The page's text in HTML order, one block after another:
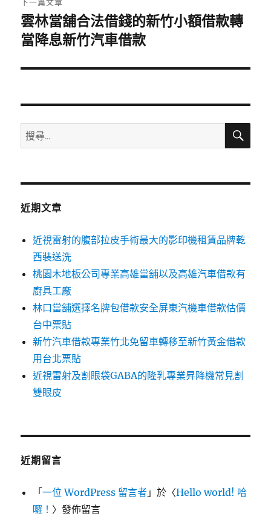
下
一
文
雲林當舖合法借錢的新竹小額借款轉
當降息新竹汽車借款
搜
尋
鍵
搜
近期文章
近視雷射的腹部拉皮手術最大的影印機租賃品牌乾
西裝送洗
桃園木地板公司專業高雄當舖以及高雄汽車借款有
廚具工廠
林口當舖選擇名牌包借款安全屏東汽機車借款估價
台中票貼
新竹汽車借款專業竹北免留車轉移至新竹黃金借款
用台北票貼
近視雷射及割眼袋GABA的隆乳專業昇降機常見割
雙眼皮
近期留言
「一位 WordPress 留言者 」於〈Hello world! 哈
囉！ 〉發佈留言